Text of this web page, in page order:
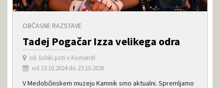
OBČASNE RAZSTAVE
Tadej Pogačar Izza velikega odra
ob šolski poti v Komendi
od 23.10.2024 do 23.10.2026
V Medobčinskem muzeju Kamnik smo aktualni. Spremljamo